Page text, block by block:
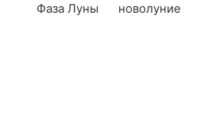
Фаза Луны
новолуние